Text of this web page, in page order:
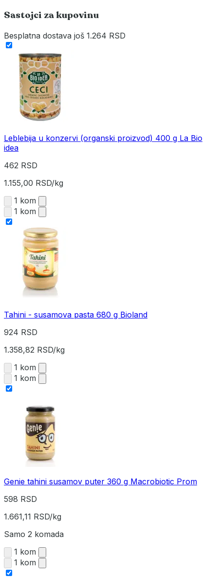
Sastojci za kupovinu
Besplatna dostava još 1.264 RSD
Leblebija u konzervi (organski proizvod) 400 g La Bio
idea
462 RSD
1.155,00 RSD/kg
1 kom
1 kom
Tahini - susamova pasta 680 g Bioland
924 RSD
1.358,82 RSD/kg
1 kom
1 kom
Genie tahini susamov puter 360 g Macrobiotic Prom
598 RSD
1.661,11 RSD/kg
Samo 2 komada
1 kom
1 kom